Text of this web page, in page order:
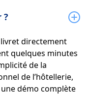
?
directement
quelques minutes
de la
de l’hôtellerie,
démo complète